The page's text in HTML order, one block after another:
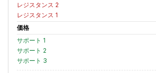
レジスタンス 2
レジスタンス 1
価格
サポート 1
サポート 2
サポート 3